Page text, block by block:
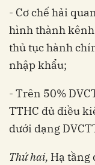
- Cơ chế hải
hình thành
thủ tục hành
nhập khẩu;
- Trên 50%
TTHC đủ điều
dưới dạng
Thứ hai, Hạ tầng